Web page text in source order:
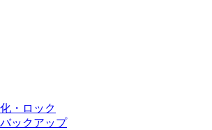
・ロック
ックアップ